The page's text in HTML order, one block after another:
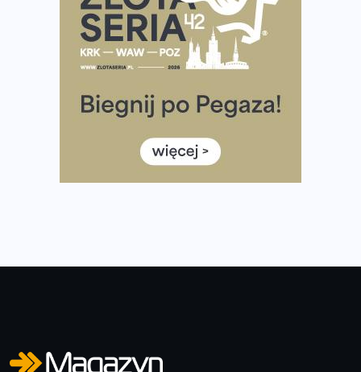
Ponad 12 tysięcy uczestników pobiegło dla Bohaterów!
Tętno vs tempo – czym kierować się w bieganiu?
Co ma dużo białka? Produkty, które warto włączyć do
Rozbiegany Olsztyn szykuje się na weekend z
Już w tę sobotę 35. Bieg Powstania Warszawskiego.
Wystartuje rekordowa liczba uczestników